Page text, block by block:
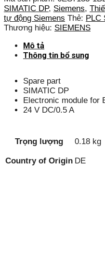
SIMATIC DP, Siemens,
tự động Siemens Thẻ: PLC
Thương hiệu: SIEMENS
Mô tả
Thông tin bổ sung
Spare part
SIMATIC DP
Electronic module for
24 V DC/0.5 A
Trọng lượng 0.18 kg
Country of Origin DE